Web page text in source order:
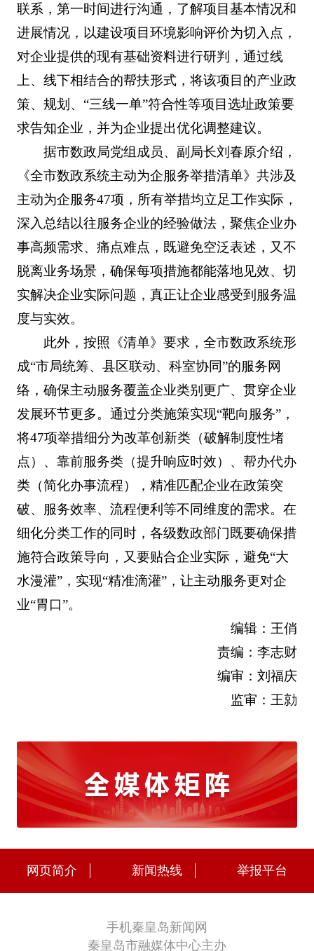
联系，第一时间进行沟通，了解项目基本情况和
进展情况，以建设项目环境影响评价为切入点，
对企业提供的现有基础资料进行研判，通过线
上、线下相结合的帮扶形式，将该项目的产业政
策、规划、“三线一单”符合性等项目选址政策要
求告知企业，并为企业提出优化调整建议。
据市数政局党组成员、副局长刘春原介绍，
《全市数政系统主动为企服务举措清单》共涉及
主动为企服务47项，所有举措均立足工作实际，
深入总结以往服务企业的经验做法，聚焦企业办
事高频需求、痛点难点，既避免空泛表述，又不
脱离业务场景，确保每项措施都能落地见效、切
实解决企业实际问题，真正让企业感受到服务温
度与实效。
此外，按照《清单》要求，全市数政系统形
成“市局统筹、县区联动、科室协同”的服务网
络，确保主动服务覆盖企业类别更广、贯穿企业
发展环节更多。通过分类施策实现“靶向服务”，
将47项举措细分为改革创新类（破解制度性堵
点）、靠前服务类（提升响应时效）、帮办代办
类（简化办事流程），精准匹配企业在政策突
破、服务效率、流程便利等不同维度的需求。在
细化分类工作的同时，各级数政部门既要确保措
施符合政策导向，又要贴合企业实际，避免“大
水漫灌”，实现“精准滴灌”，让主动服务更对企
业“胃口”。
编辑：王俏
责编：李志财
编审：刘福庆
监审：王勍
网页简介 新闻热线 举报平台
手机秦皇岛新闻网
秦皇岛市融媒体中心主办